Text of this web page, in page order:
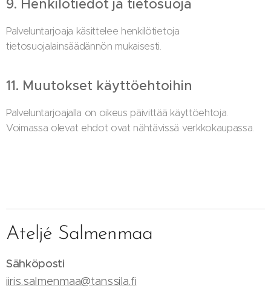
9. Henkilötiedot ja tietosuoja
Palveluntarjoaja käsittelee henkilötietoja
tietosuojalainsäädännön mukaisesti.
11. Muutokset käyttöehtoihin
Palveluntarjoajalla on oikeus päivittää käyttöehtoja.
Voimassa olevat ehdot ovat nähtävissä verkkokaupassa.
Ateljé Salmenmaa
Sähköposti
iiris.salmenmaa@tanssila.fi